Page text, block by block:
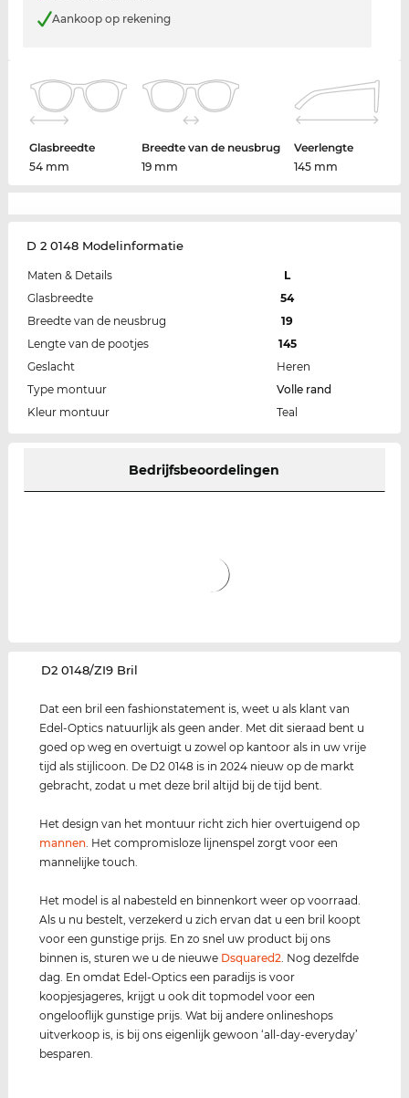
Aankoop op rekening
Glasbreedte
54 mm
Breedte van de neusbrug
19 mm
Veerlengte
145 mm
D 2 0148 Modelinformatie
Maten & Details
L
Glasbreedte
54
Breedte van de neusbrug
19
Lengte van de pootjes
145
Geslacht
Heren
Type montuur
Volle rand
Kleur montuur
Teal
Bedrijfsbeoordelingen
‌D2 0148/ZI9 Bril
Dat een bril een fashionstatement is, weet u als klant van
Edel-Optics natuurlijk als geen ander. Met dit sieraad bent u
goed op weg en overtuigt u zowel op kantoor als in uw vrije
tijd als stijlicoon. De D2 0148 is in 2024 nieuw op de markt
gebracht, zodat u met deze bril altijd bij de tijd bent.
Het design van het montuur richt zich hier overtuigend op
mannen . Het compromisloze lijnenspel zorgt voor een
mannelijke touch.
Het model is al nabesteld en binnenkort weer op voorraad.
Als u nu bestelt, verzekerd u zich ervan dat u een bril koopt
voor een gunstige prijs. En zo snel uw product bij ons
binnen is, sturen we u de nieuwe Dsquared2 . Nog dezelfde
dag. En omdat Edel-Optics een paradijs is voor
koopjesjageres, krijgt u ook dit topmodel voor een
ongelooflijk gunstige prijs. Wat bij andere onlineshops
uitverkoop is, is bij ons eigenlijk gewoon ‘all-day-everyday’
besparen.